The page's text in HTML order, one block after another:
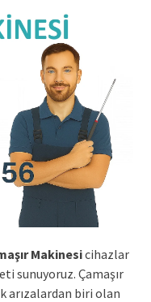
Makinesicihazlar
sunuyoruz. Çamaşır
arızalardan biri olan